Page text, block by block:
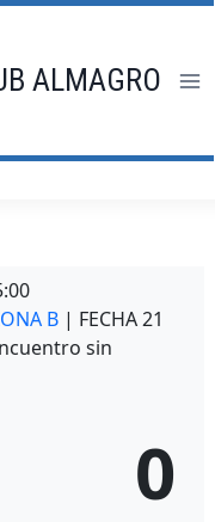
ALMAGRO
B | FECHA 21
sin
0